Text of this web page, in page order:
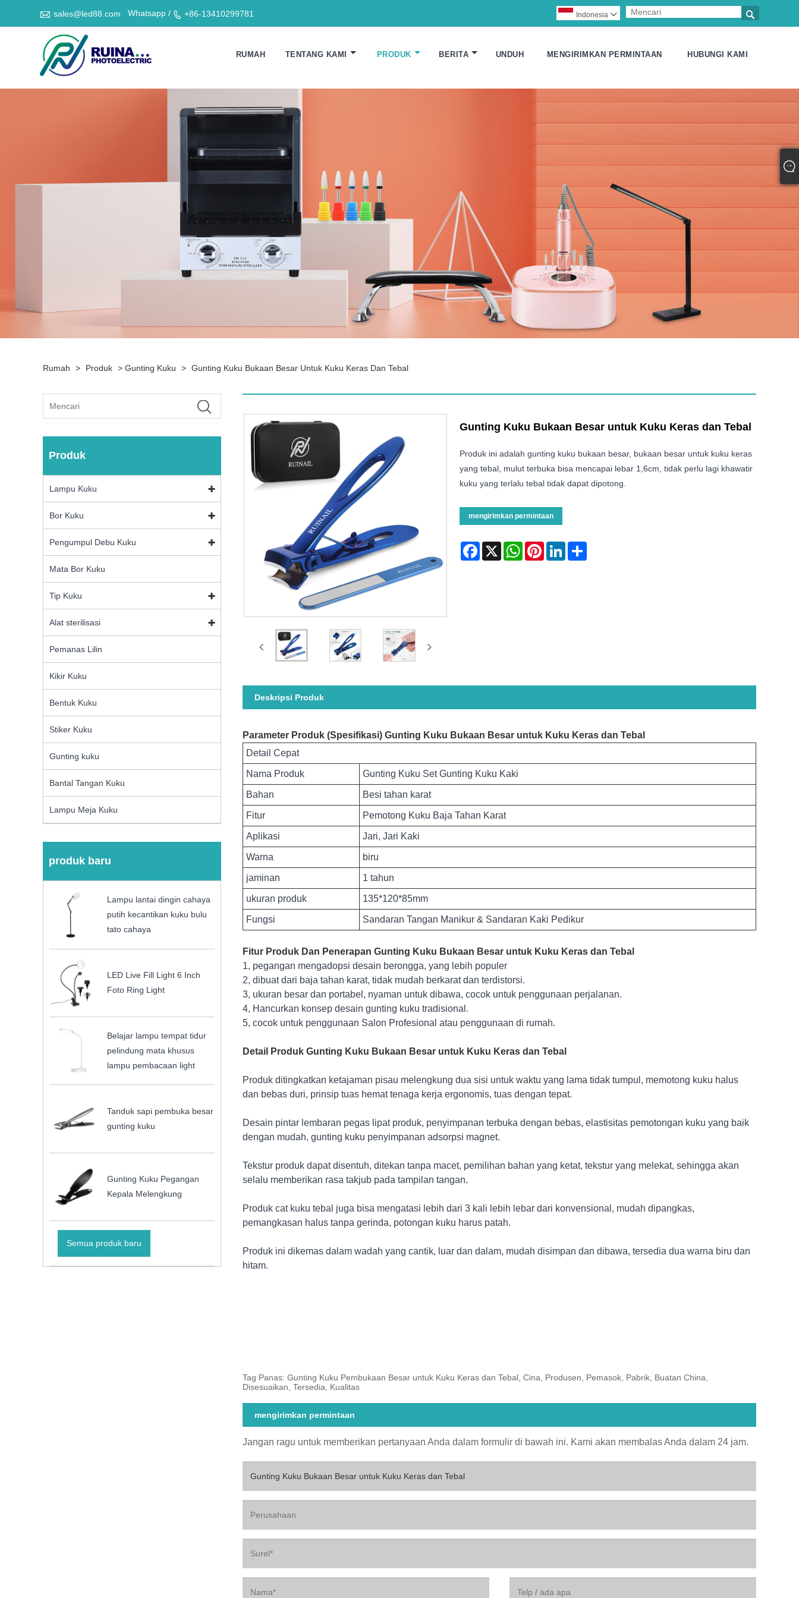
 sales@led88.com Whatsapp /  +86-13410299781 
Indonesia 
RUMAH TENTANG KAMI PRODUK BERITA UNDUH MENGIRIMKAN PERMINTAAN HUBUNGI KAMI
Rumah > Produk > Gunting Kuku > Gunting Kuku Bukaan Besar Untuk Kuku Keras Dan Tebal
Produk
Lampu Kuku
Bor Kuku
Pengumpul Debu Kuku
Mata Bor Kuku
Tip Kuku
Alat sterilisasi
Pemanas Lilin
Kikir Kuku
Bentuk Kuku
Stiker Kuku
Gunting kuku
Bantal Tangan Kuku
Lampu Meja Kuku
produk baru
Lampu lantai dingin cahaya
putih kecantikan kuku bulu
tato cahaya
LED Live Fill Light 6 Inch
Foto Ring Light
Belajar lampu tempat tidur
pelindung mata khusus
lampu pembacaan light
Tanduk sapi pembuka besar
gunting kuku
Gunting Kuku Pegangan
Kepala Melengkung
Semua produk baru
Gunting Kuku Bukaan Besar untuk Kuku Keras dan Tebal
Produk ini adalah gunting kuku bukaan besar, bukaan besar untuk kuku keras
yang tebal, mulut terbuka bisa mencapai lebar 1,6cm, tidak perlu lagi khawatir
kuku yang terlalu tebal tidak dapat dipotong.
mengirimkan permintaan
Facebook
X WhatsAppPinterestLinkedInShare
Deskripsi Produk
Parameter Produk (Spesifikasi) Gunting Kuku Bukaan Besar untuk Kuku Keras dan Tebal
Detail Cepat
Nama Produk Gunting Kuku Set Gunting Kuku Kaki
Bahan Besi tahan karat
Fitur Pemotong Kuku Baja Tahan Karat
Aplikasi Jari, Jari Kaki
Warna biru
jaminan 1 tahun
ukuran produk 135*120*85mm
Fungsi Sandaran Tangan Manikur & Sandaran Kaki Pedikur
Fitur Produk Dan Penerapan Gunting Kuku Bukaan Besar untuk Kuku Keras dan Tebal
1, pegangan mengadopsi desain berongga, yang lebih populer
2, dibuat dari baja tahan karat, tidak mudah berkarat dan terdistorsi.
3, ukuran besar dan portabel, nyaman untuk dibawa, cocok untuk penggunaan perjalanan.
4, Hancurkan konsep desain gunting kuku tradisional.
5, cocok untuk penggunaan Salon Profesional atau penggunaan di rumah.
Detail Produk Gunting Kuku Bukaan Besar untuk Kuku Keras dan Tebal
Produk ditingkatkan ketajaman pisau melengkung dua sisi untuk waktu yang lama tidak tumpul, memotong kuku halus
dan bebas duri, prinsip tuas hemat tenaga kerja ergonomis, tuas dengan tepat.
Desain pintar lembaran pegas lipat produk, penyimpanan terbuka dengan bebas, elastisitas pemotongan kuku yang baik
dengan mudah, gunting kuku penyimpanan adsorpsi magnet.
Tekstur produk dapat disentuh, ditekan tanpa macet, pemilihan bahan yang ketat, tekstur yang melekat, sehingga akan
selalu memberikan rasa takjub pada tampilan tangan.
Produk cat kuku tebal juga bisa mengatasi lebih dari 3 kali lebih lebar dari konvensional, mudah dipangkas,
pemangkasan halus tanpa gerinda, potongan kuku harus patah.
Produk ini dikemas dalam wadah yang cantik, luar dan dalam, mudah disimpan dan dibawa, tersedia dua warna biru dan
hitam.
Tag Panas: Gunting Kuku Pembukaan Besar untuk Kuku Keras dan Tebal, Cina, Produsen, Pemasok, Pabrik, Buatan China,
Disesuaikan, Tersedia, Kualitas
mengirimkan permintaan
Jangan ragu untuk memberikan pertanyaan Anda dalam formulir di bawah ini. Kami akan membalas Anda dalam 24 jam.